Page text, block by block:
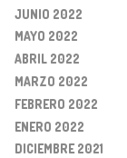
JUNIO 2022
MAYO 2022
ABRIL 2022
MARZO 2022
FEBRERO 2022
ENERO 2022
DICIEMBRE 2021